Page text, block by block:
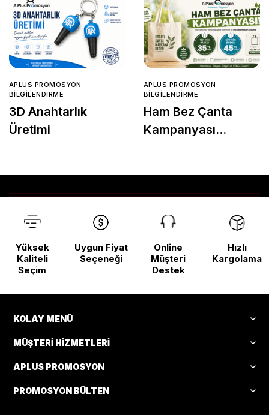
APLUS PROMOSYON
BILGILENDIRME
3D Anahtarlık
Üretimi
APLUS PROMOSYON
BILGILENDIRME
Ham Bez Çanta
Kampanyası
Yüksek
Kaliteli
Seçim
Uygun Fiyat
Seçeneği
Online
Müşteri
Destek
Hızlı
Kargolama
KOLAY MENÜ
MÜŞTERI HIZMETLERI
APLUS PROMOSYON
PROMOSYON BÜLTEN